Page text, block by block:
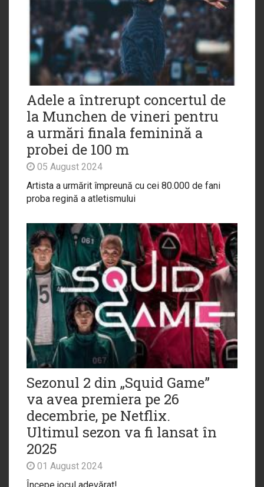
Adele a întrerupt concertul de
la Munchen de vineri pentru
a urmări finala feminină a
probei de 100 m
05 August 2024
Artista a urmărit împreună cu cei 80.000 de fani
proba regină a atletismului
Sezonul 2 din „Squid Game”
va avea premiera pe 26
decembrie, pe Netflix.
Ultimul sezon va fi lansat în
2025
01 August 2024